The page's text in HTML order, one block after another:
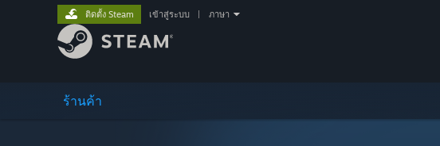
ร้านค้า
ติดตั้ง Steam เข้าสู่ระบบ ภาษา